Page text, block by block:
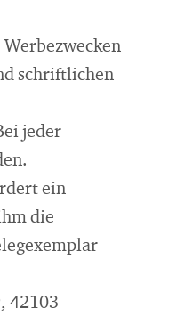
schriftlichen
jeder
ein
die
42103